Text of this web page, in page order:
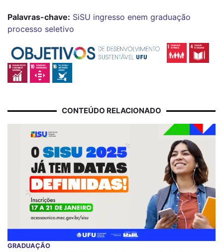
Palavras-chave: SiSU ingresso enem graduação
processo seletivo
CONTEÚDO RELACIONADO
GRADUAÇÃO